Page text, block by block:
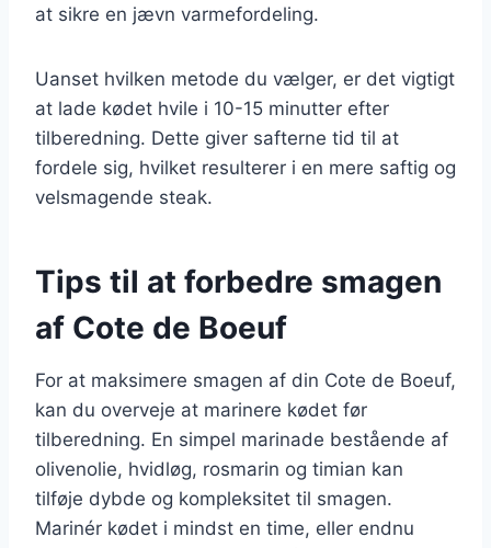
at sikre en jævn varmefordeling.
Uanset hvilken metode du vælger, er det vigtigt
at lade kødet hvile i 10-15 minutter efter
tilberedning. Dette giver safterne tid til at
fordele sig, hvilket resulterer i en mere saftig og
velsmagende steak.
Tips til at forbedre smagen
af Cote de Boeuf
For at maksimere smagen af din Cote de Boeuf,
kan du overveje at marinere kødet før
tilberedning. En simpel marinade bestående af
olivenolie, hvidløg, rosmarin og timian kan
tilføje dybde og kompleksitet til smagen.
Marinér kødet i mindst en time, eller endnu